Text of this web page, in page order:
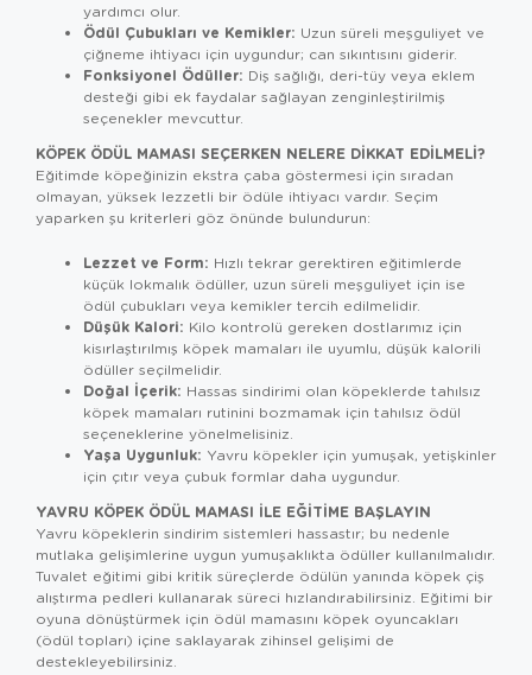
yardımcı olur.
Ödül Çubukları ve Kemikler: Uzun süreli meşguliyet ve
çiğneme ihtiyacı için uygundur; can sıkıntısını giderir.
Fonksiyonel Ödüller: Diş sağlığı, deri-tüy veya eklem
desteği gibi ek faydalar sağlayan zenginleştirilmiş
seçenekler mevcuttur.
KÖPEK ÖDÜL MAMASI SEÇERKEN NELERE DIKKAT EDILMELI?
Eğitimde köpeğinizin ekstra çaba göstermesi için sıradan
olmayan, yüksek lezzetli bir ödüle ihtiyacı vardır. Seçim
yaparken şu kriterleri göz önünde bulundurun:
Lezzet ve Form: Hızlı tekrar gerektiren eğitimlerde
küçük lokmalık ödüller, uzun süreli meşguliyet için ise
ödül çubukları veya kemikler tercih edilmelidir.
Düşük Kalori: Kilo kontrolü gereken dostlarımız için
kisırlaştırılmış köpek mamaları ile uyumlu, düşük kalorili
ödüller seçilmelidir.
Doğal İçerik: Hassas sindirimi olan köpeklerde tahılsız
köpek mamaları rutinini bozmamak için tahılsız ödül
seçeneklerine yönelmelisiniz.
Yaşa Uygunluk: Yavru köpekler için yumuşak, yetişkinler
için çıtır veya çubuk formlar daha uygundur.
YAVRU KÖPEK ÖDÜL MAMASI ILE EĞITIME BAŞLAYIN
Yavru köpeklerin sindirim sistemleri hassastır; bu nedenle
mutlaka gelişimlerine uygun yumuşaklıkta ödüller kullanılmalıdır.
Tuvalet eğitimi gibi kritik süreçlerde ödülün yanında köpek çiş
alıştırma pedleri kullanarak süreci hızlandırabilirsiniz. Eğitimi bir
oyuna dönüştürmek için ödül mamasını köpek oyuncakları
(ödül topları) içine saklayarak zihinsel gelişimi de
destekleyebilirsiniz.